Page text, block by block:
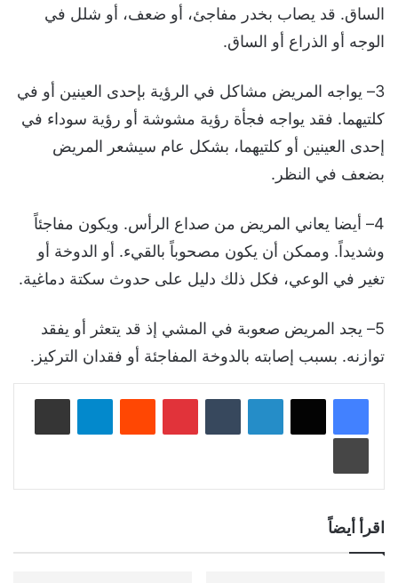
الساق. قد يصاب بخدر مفاجئ، أو ضعف، أو شلل في
الوجه أو الذراع أو الساق.
3– يواجه المريض مشاكل في الرؤية بإحدى العينين أو في
كلتيهما. فقد يواجه فجأة رؤية مشوشة أو رؤية سوداء في
إحدى العينين أو كلتيهما، بشكل عام سيشعر المريض
بضعف في النظر.
4– أيضا يعاني المريض من صداع الرأس. ويكون مفاجئاً
وشديداً. وممكن أن يكون مصحوباً بالقيء. أو الدوخة أو
تغير في الوعي، فكل ذلك دليل على حدوث سكتة دماغية.
5– يجد المريض صعوبة في المشي إذ قد يتعثر أو يفقد
توازنه. بسبب إصابته بالدوخة المفاجئة أو فقدان التركيز.
لينكدإن بينتيريست
اقرأ أيضاً